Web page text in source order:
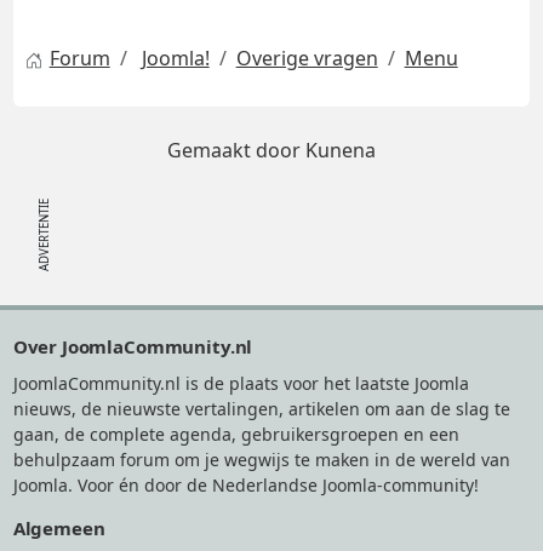
Forum Joomla! Overige vragen Menu
Gemaakt door Kunena
Over JoomlaCommunity.nl
JoomlaCommunity.nl is de plaats voor het laatste Joomla
nieuws, de nieuwste vertalingen, artikelen om aan de slag te
gaan, de complete agenda, gebruikersgroepen en een
behulpzaam forum om je wegwijs te maken in de wereld van
Joomla. Voor én door de Nederlandse Joomla-community!
Algemeen